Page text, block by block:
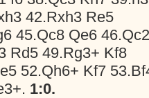
42.Rxh3 Re5
45.Qc8 Qe6
Rd5 49.Rg3+ Kf8
52.Qh6+ Kf7
1:0.